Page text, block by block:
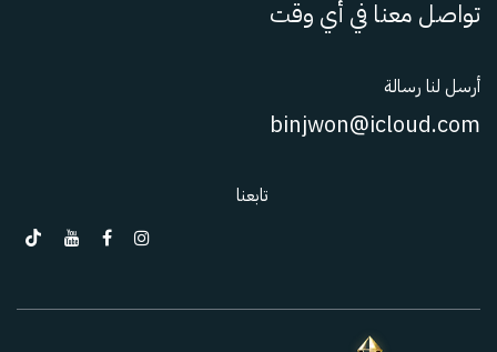
تواصل معنا في أي وقت
أرسل لنا رسالة
binjwon@icloud.com
تابعنا